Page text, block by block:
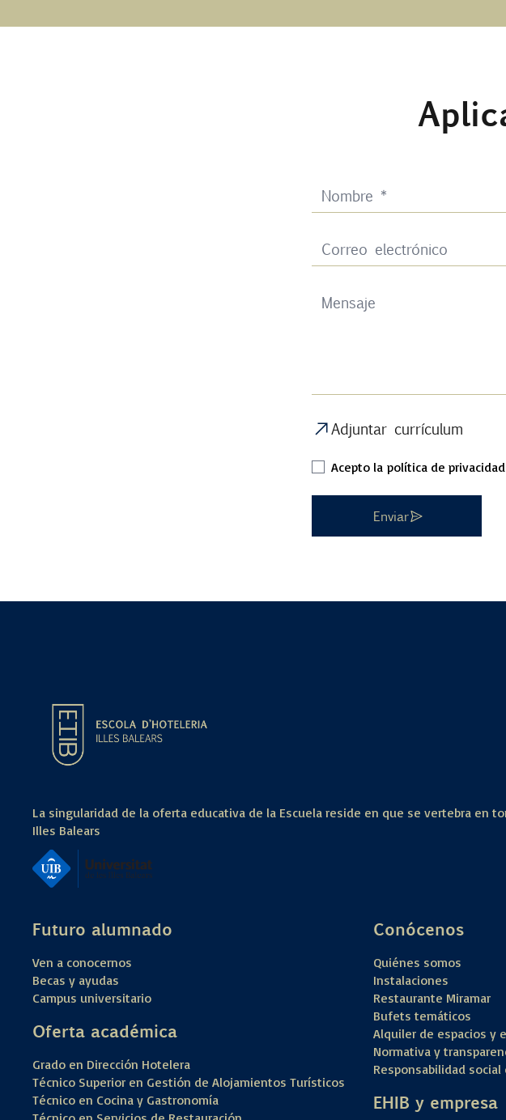
Adjuntar currículum
Acepto la política de
Enviar
La singularidad de la oferta educativa de la Escuela reside en que se vertebra en
Illes Balears
Futuro alumnado
Ven a conocernos
Becas y ayudas
Campus universitario
Oferta académica
Grado en Dirección Hotelera
Técnico Superior en Gestión de Alojamientos Turísticos
Técnico en Cocina y Gastronomía
Conócenos
Quiénes somos
Instalaciones
Restaurante Miramar
Bufets temáticos
Alquiler de espacios y
Normativa y
Responsabilidad social
EHIB y empresa